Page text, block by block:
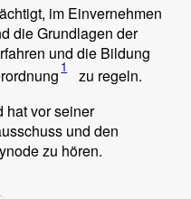
im Einvernehmen
die Grundlagen der
und die Bildung
1
zu regeln.
hat vor seiner
und den
zu hören.